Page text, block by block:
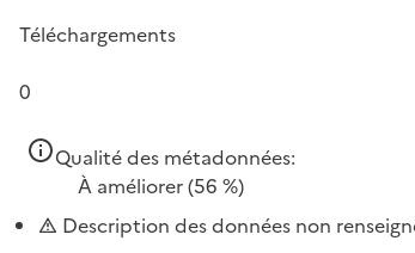
Téléchargements
0
Qualité des métadonnées:
À améliorer(56 %)
Description des données non